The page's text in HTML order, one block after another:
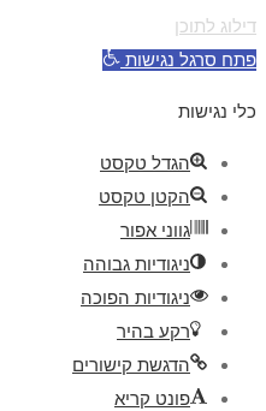
דילוג לתוכן
פתח סרגל נגישות
כלי נגישות
הגדל טקסט
הקטן טקסט
גווני אפור
ניגודיות גבוהה
ניגודיות הפוכה
רקע בהיר
הדגשת קישורים
פונט קריא